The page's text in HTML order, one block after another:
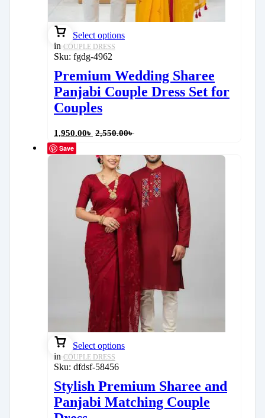
Select options
in COUPLE DRESS
Sku: fgdg-4962
Premium Wedding Sharee
Panjabi Couple Dress Set for
Couples
1,950.00৳ 2,550.00৳
Save
Select options
in COUPLE DRESS
Sku: dfdsf-58456
Stylish Premium Sharee and
Panjabi Matching Couple